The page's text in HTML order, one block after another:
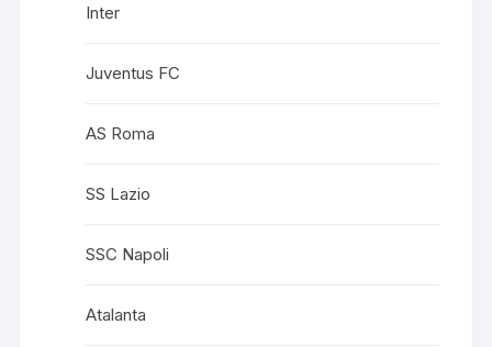
Inter
Juventus FC
AS Roma
SS Lazio
SSC Napoli
Atalanta